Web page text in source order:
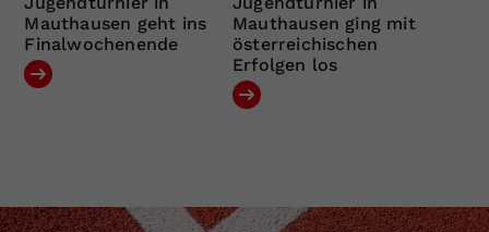
Mauthausen geht ins
Finalwochenende
Mauthausen ging mit
österreichischen
Erfolgen los